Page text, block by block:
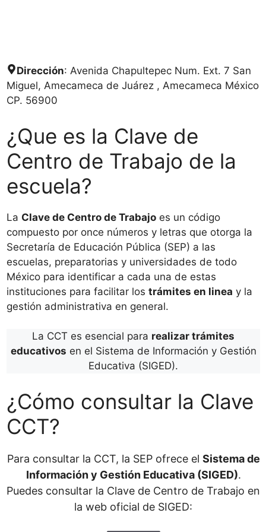
Dirección: Avenida Chapultepec Num. Ext. 7 San
Miguel, Amecameca de Juárez , Amecameca México
CP. 56900
¿Que es la Clave de
Centro de Trabajo de la
escuela?
La Clave de Centro de Trabajo es un código
compuesto por once números y letras que otorga la
Secretaría de Educación Pública (SEP) a las
escuelas, preparatorias y universidades de todo
México para identificar a cada una de estas
instituciones para facilitar los trámites en linea y la
gestión administrativa en general.
La CCT es esencial para realizar trámites
educativos en el Sistema de Información y Gestión
Educativa (SIGED).
¿Cómo consultar la Clave
CCT?
Para consultar la CCT, la SEP ofrece el Sistema de
Información y Gestión Educativa (SIGED).
Puedes consultar la Clave de Centro de Trabajo en
la web oficial de SIGED: